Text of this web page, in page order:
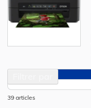
39 articles